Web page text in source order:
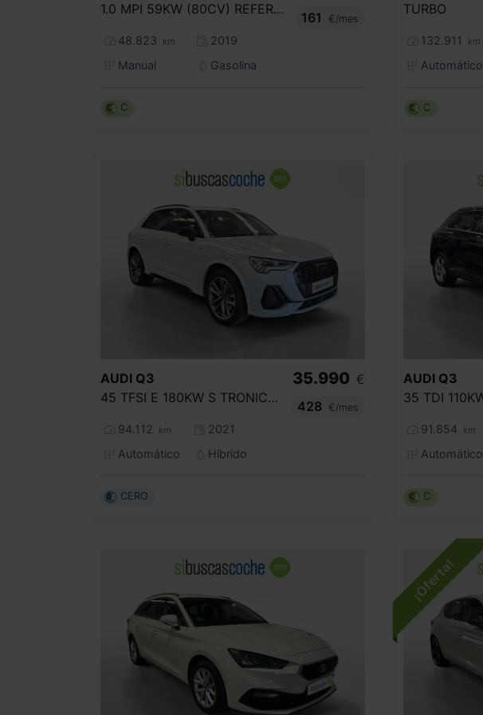
1.0 MPI 59KW (80CV) REFERENCE
48.823 km
2019
Manual
Gasolina
161
€/mes
C
TURBO
132.911 km
Automático
C
AUDI Q3
45 TFSI E 180KW S TRONIC BLACK LINE
94.112 km
2021
Automático
Híbrido
35.990 €
428
€/mes
CERO
AUDI Q3
91.854 km
Automático
C